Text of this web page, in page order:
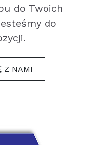
do Twoich
do
Z NAMI